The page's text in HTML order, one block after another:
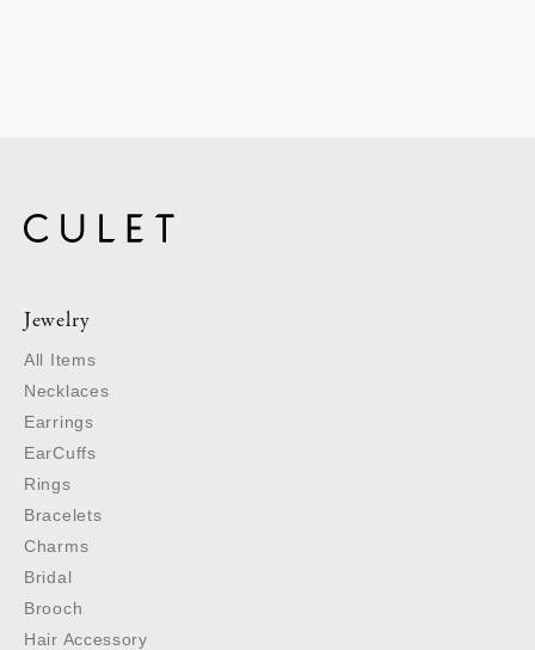
Jewelry
All Items
Necklaces
Earrings
EarCuffs
Rings
Bracelets
Charms
Bridal
Brooch
Hair Accessory